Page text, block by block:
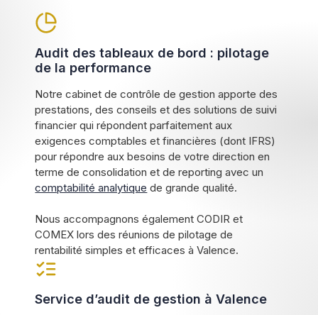
Audit des tableaux de bord : pilotage
de la performance
Notre cabinet de contrôle de gestion apporte des
prestations, des conseils et des solutions de suivi
financier qui répondent parfaitement aux
exigences comptables et financières (dont IFRS)
pour répondre aux besoins de votre direction en
terme de consolidation et de reporting avec un
comptabilité analytique de grande qualité.
Nous accompagnons également CODIR et
COMEX lors des réunions de pilotage de
rentabilité simples et efficaces à Valence.
Service d’audit de gestion à Valence